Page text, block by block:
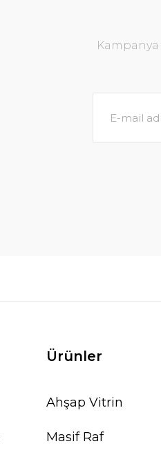
Ürünler
Ahşap Vitrin
Masif Raf